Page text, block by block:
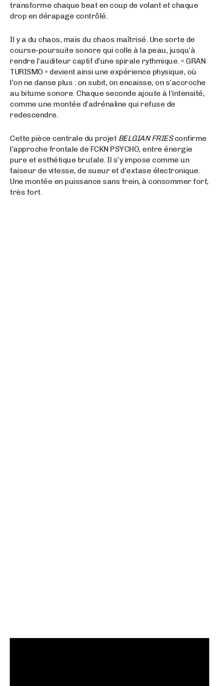
transforme chaque beat en coup de volant et chaque
drop en dérapage contrôlé.
Il y a du chaos, mais du chaos maîtrisé. Une sorte de
course-poursuite sonore qui colle à la peau, jusqu’à
rendre l’auditeur captif d’une spirale rythmique. « GRAN
TURISMO » devient ainsi une expérience physique, où
l’on ne danse plus : on subit, on encaisse, on s’accroche
au bitume sonore. Chaque seconde ajoute à l’intensité,
comme une montée d’adrénaline qui refuse de
redescendre.
Cette pièce centrale du projet BELGIAN FRIESconfirme
l’approche frontale de FCKN PSYCHO, entre énergie
pure et esthétique brutale. Il s’y impose comme un
faiseur de vitesse, de sueur et d’extase électronique.
Une montée en puissance sans frein, à consommer fort,
très fort.